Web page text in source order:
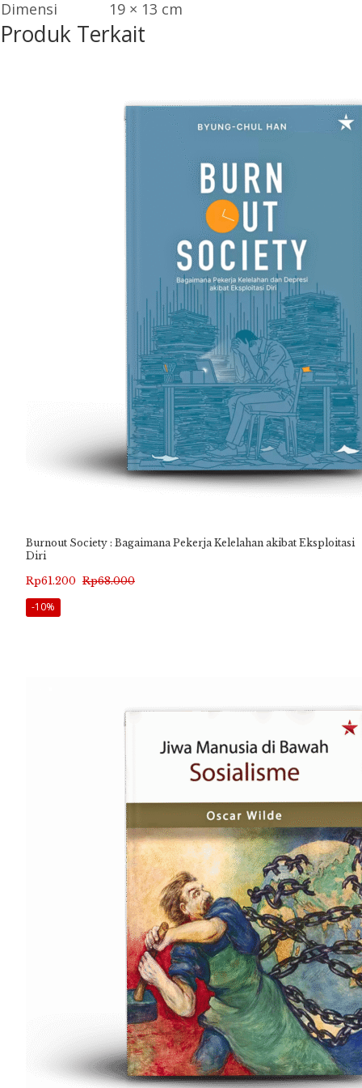
Dimensi 19 × 13 cm
Produk Terkait
Burnout Society : Bagaimana Pekerja Kelelahan akibat Eksploitasi
Diri
Rp68.000
Harga
aslinya
Rp61.200
Harga
saat
-10%